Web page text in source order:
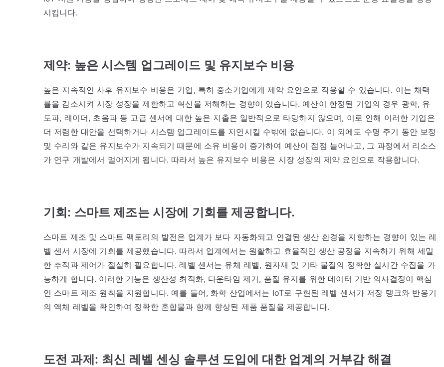
시킵니다.
제약: 높은 시스템 업그레이드 및 유지보수 비용
높은 지속적인 사후 유지보수 비용은 기업, 특히 중소기업에게 제약 요인으로 작용할 수 있습니다. 이는 채택
률을 감소시켜 시장 성장을 제한하고 혁신을 저해하는 경향이 있습니다. 예산이 한정된 기업의 경우 광학, 유
도파, 레이더, 초음파 등 고급 센서에 대한 높은 지출은 일반적으로 타당하지 않으며, 이로 인해 이러한 기업은
더 저렴한 대안을 선택하거나 시스템 업그레이드를 지연시킬 수밖에 없습니다. 이 외에도 수명 주기 동안 보정
및 수리와 같은 유지보수가 지속되기 때문에 소유 비용이 증가하여 예산이 점점 늘어나고, 그 과정에서 리소스
가 연구 개발에서 멀어지게 됩니다. 따라서 높은 유지보수 비용은 시장 성장의 제약 요인으로 작용합니다.
기회: 스마트 제조는 시장에 기회를 제공합니다.
스마트 제조 및 스마트 팩토리의 발전은 업계가 보다 자동화되고 연결된 생산 환경을 지향하는 경향이 있는 레
벨 센서 시장에 기회를 제공했습니다. 따라서 업계에서는 원활하고 효율적인 생산 공정을 지속하기 위해 세밀
한 추적과 제어가 절실히 필요합니다. 레벨 센서는 유체 레벨, 원자재 및 기타 물질의 정확한 실시간 수집을 가
능하게 합니다. 이러한 기능은 생산성 최적화, 다운타임 제거, 품질 유지를 위한 데이터 기반 의사결정이 핵심
인 스마트 제조 원칙을 지원합니다. 예를 들어, 화학 산업에서는 IoT로 구현된 레벨 센서가 저장 탱크와 반응기
의 액체 레벨을 확인하여 정확한 혼합물과 함께 향상된 제품 품질을 제공합니다.
도전 과제: 최신 레벨 센싱 솔루션 도입에 대한 업계의 거부감 해결